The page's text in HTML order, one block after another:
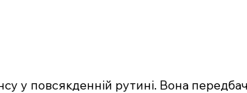
повсякденній рутині. Вона